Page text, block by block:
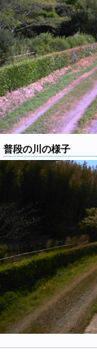
普段の川の様子